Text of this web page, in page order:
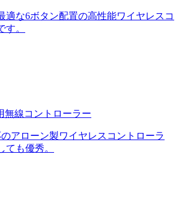
適な6ボタン配置の高性能ワイヤレスコ
す。
無線コントローラー
アローン製ワイヤレスコントローラ
ても優秀。